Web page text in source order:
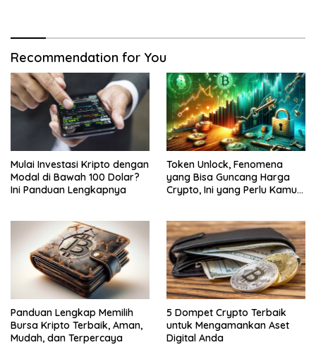
Recommendation for You
Mulai Investasi Kripto dengan
Modal di Bawah 100 Dolar?
Ini Panduan Lengkapnya
Token Unlock, Fenomena
yang Bisa Guncang Harga
Crypto, Ini yang Perlu Kamu
Panduan Lengkap Memilih
Bursa Kripto Terbaik, Aman,
Mudah, dan Terpercaya
5 Dompet Crypto Terbaik
untuk Mengamankan Aset
Digital Anda